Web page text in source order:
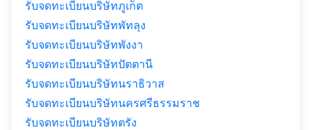
รับจดทะเบียนบริษัทภูเก็ต
รับจดทะเบียนบริษัทพัทลุง
รับจดทะเบียนบริษัทพังงา
รับจดทะเบียนบริษัทปัตตานี
รับจดทะเบียนบริษัทนราธิวาส
รับจดทะเบียนบริษัทนครศรีธรรมราช
รับจดทะเบียนบริษัทตรัง